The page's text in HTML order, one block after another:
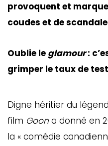
provoquent et
coudes et de
Oublie le glamour:
grimper le taux de
Digne héritier du
film Goon a donné en
la « comédie